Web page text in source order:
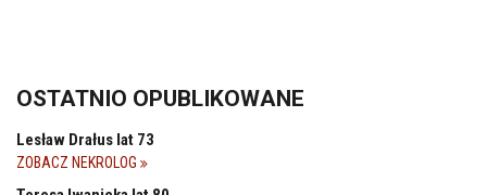
OSTATNIO OPUBLIKOWANE
Lesław Drałus lat 73
ZOBACZ NEKROLOG